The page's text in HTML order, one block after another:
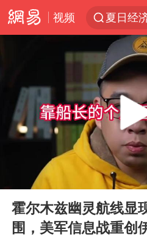
视频
《披荆
BLG经
上海全
Play
00:00
霍尔木兹幽灵航线显
围，美军信息战重创